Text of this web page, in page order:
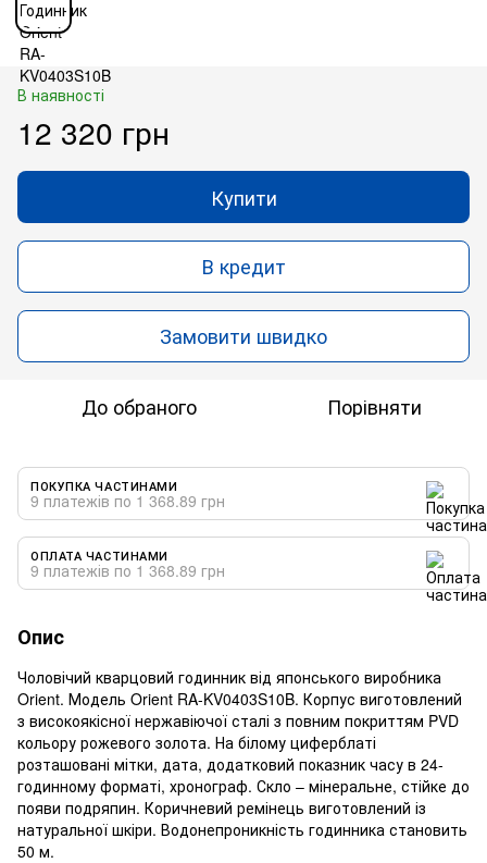
В наявності
12 320 грн
Купити
В кредит
Замовити швидко
До обраного Порівняти
ПОКУПКА ЧАСТИНАМИ
9 платежів по 1 368.89 грн
ОПЛАТА ЧАСТИНАМИ
9 платежів по 1 368.89 грн
Опис
Чоловічий кварцовий годинник від японського виробника
Orient. Модель Orient RA-KV0403S10B. Корпус виготовлений
з високоякісної нержавіючої сталі з повним покриттям PVD
кольору рожевого золота. На білому циферблаті
розташовані мітки, дата, додатковий показник часу в 24-
годинному форматі, хронограф. Скло – мінеральне, стійке до
появи подряпин. Коричневий ремінець виготовлений із
натуральної шкіри. Водонепроникність годинника становить
50 м.